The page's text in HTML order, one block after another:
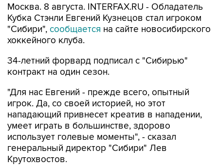
Москва. 8 августа. INTERFAX.RU - Обладатель
Кубка Стэнли Евгений Кузнецов стал игроком
"Сибири", сообщается на сайте новосибирского
хоккейного клуба.
34-летний форвард подписал с "Сибирью"
контракт на один сезон.
"Для нас Евгений - прежде всего, опытный
игрок. Да, со своей историей, но этот
нападающий привнесет креатив в нападении,
умеет играть в большинстве, здорово
использует голевые моменты", - сказал
генеральный директор "Сибири" Лев
Крутохвостов.